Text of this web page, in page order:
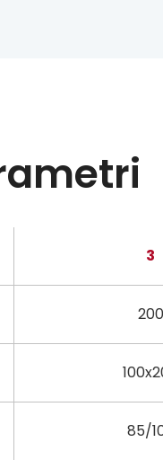
3
200
85/